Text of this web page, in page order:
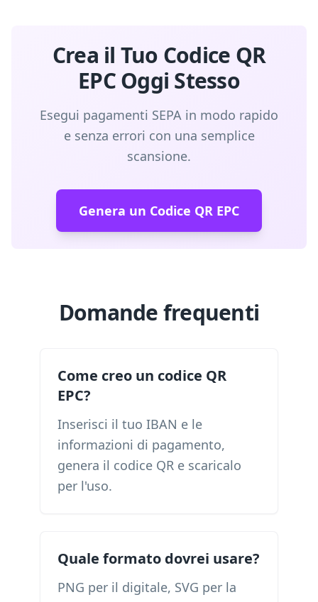
Crea il Tuo Codice QR
EPC Oggi Stesso
Esegui pagamenti SEPA in modo rapido
e senza errori con una semplice
scansione.
Genera un Codice QR EPC
Domande frequenti
Come creo un codice QR
EPC?
Inserisci il tuo IBAN e le
informazioni di pagamento,
genera il codice QR e scaricalo
per l'uso.
Quale formato dovrei usare?
PNG per il digitale, SVG per la